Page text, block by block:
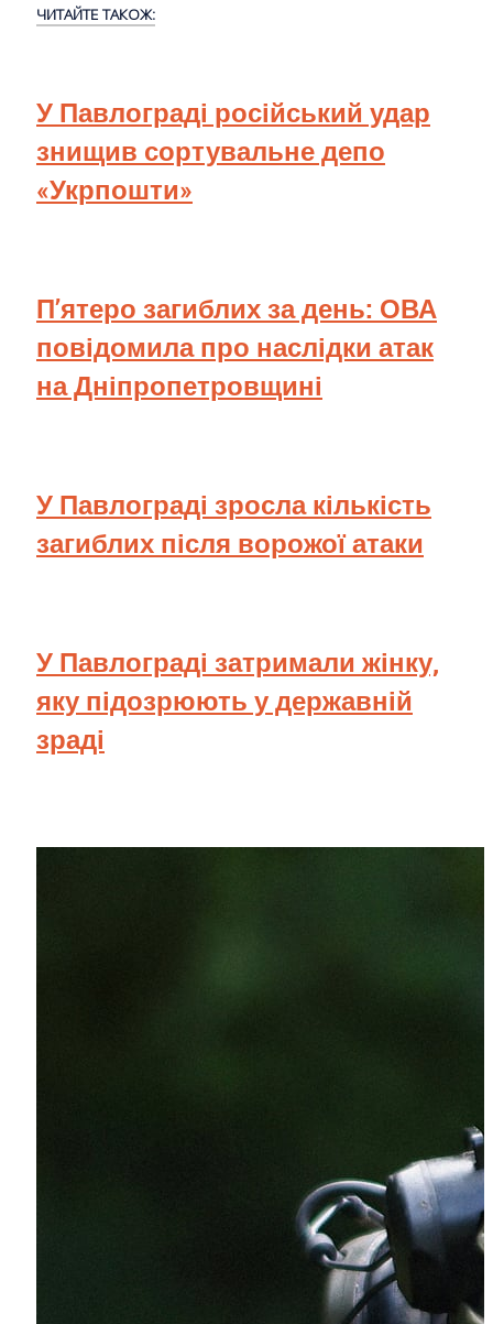
ЧИТАЙТЕ ТАКОЖ:
У Павлограді російський удар
знищив сортувальне депо
«Укрпошти»
П’ятеро загиблих за день: ОВА
повідомила про наслідки атак
на Дніпропетровщині
У Павлограді зросла кількість
загиблих після ворожої атаки
У Павлограді затримали жінку,
яку підозрюють у державній
зраді